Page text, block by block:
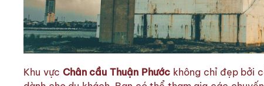
Khu vực Chân cầu Thuận Phước không chỉ đẹp bởi